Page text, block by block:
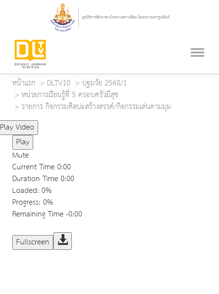
หน้าแรก DLTV10
ปฐมวัย 2568/1
หน่วยการเรียนรู้ที่ 5 ครอบครัวมีสุข
รายการ กิจกรรมศิลปะสร้างสรรค์/กิจกรรมเล่นตามมุม
Play Video
Play
Mute
Current Time0:00
Duration Time0:00
Loaded: 0%
Progress: 0%
Remaining Time-0:00
Fullscreen